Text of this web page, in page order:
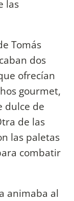
las
Tomás
dos
ofrecían
gourmet,
dulce de
de las
las paletas
combatir
animaba al